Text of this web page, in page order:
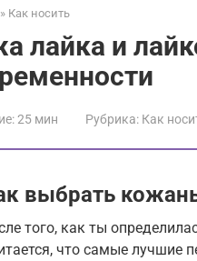
» Как носить
лайка и
25 мин Рубрика: Как
выбрать
того, как ты
что самые лучшие